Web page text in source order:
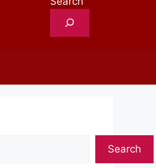
Search